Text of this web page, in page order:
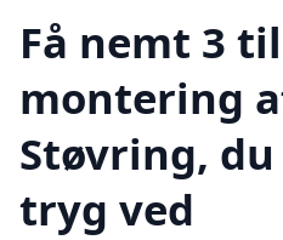
Få nemt 3
montering
Støvring,
tryg ved